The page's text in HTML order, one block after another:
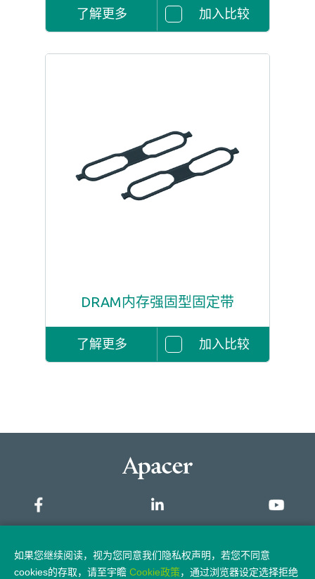
了解更多 加入比较
DRAM内存强固型固定带
了解更多 加入比较
网站地图
如果您继续阅读，视为您同意我们隐私权声明，若您不同意
cookies的存取，请至宇瞻 Cookie政策，通过浏览器设定选择拒绝